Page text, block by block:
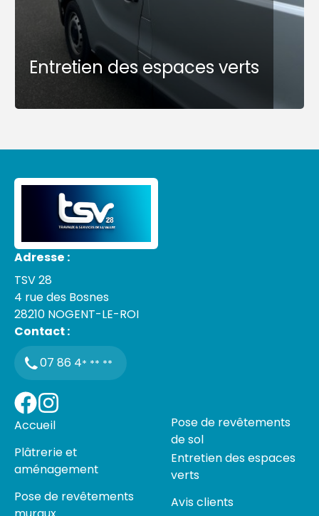
Entretien des espaces verts
Adresse :
TSV 28
4 rue des Bosnes
28210 NOGENT-LE-ROI
Contact :
07 86 4* ** **
Accueil
Plâtrerie et
aménagement
Pose de revêtements
Pose de revêtements
de sol
Entretien des espaces
verts
Avis clients